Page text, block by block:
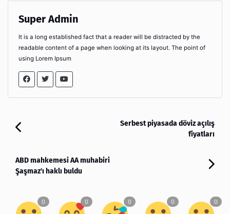
Super Admin
It is a long established fact that a reader will be distracted by the
readable content of a page when looking at its layout. The point of
using Lorem Ipsum
Serbest piyasada döviz açılış
fiyatları
ABD mahkemesi AA muhabiri
Şaşmaz'ı haklı buldu